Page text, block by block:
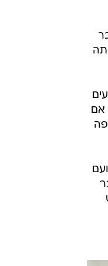
אם
פה